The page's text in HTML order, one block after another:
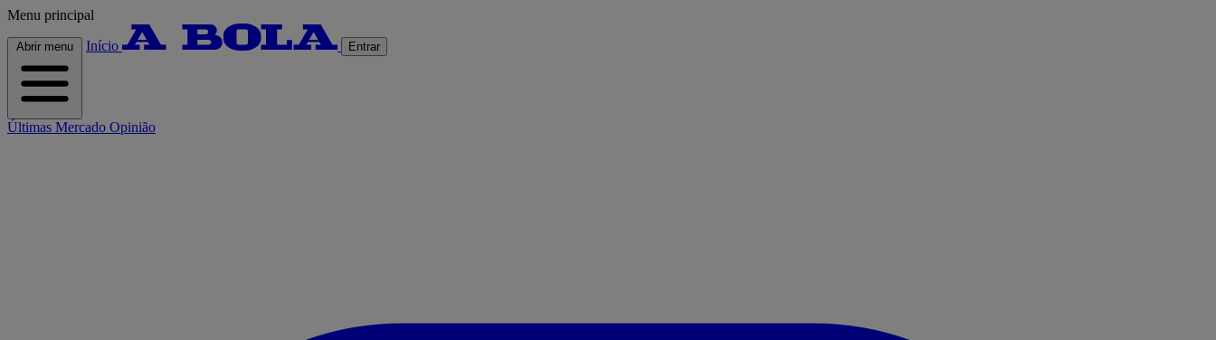
Menu principal
Abrir menu Início Entrar
Últimas Mercado Opinião